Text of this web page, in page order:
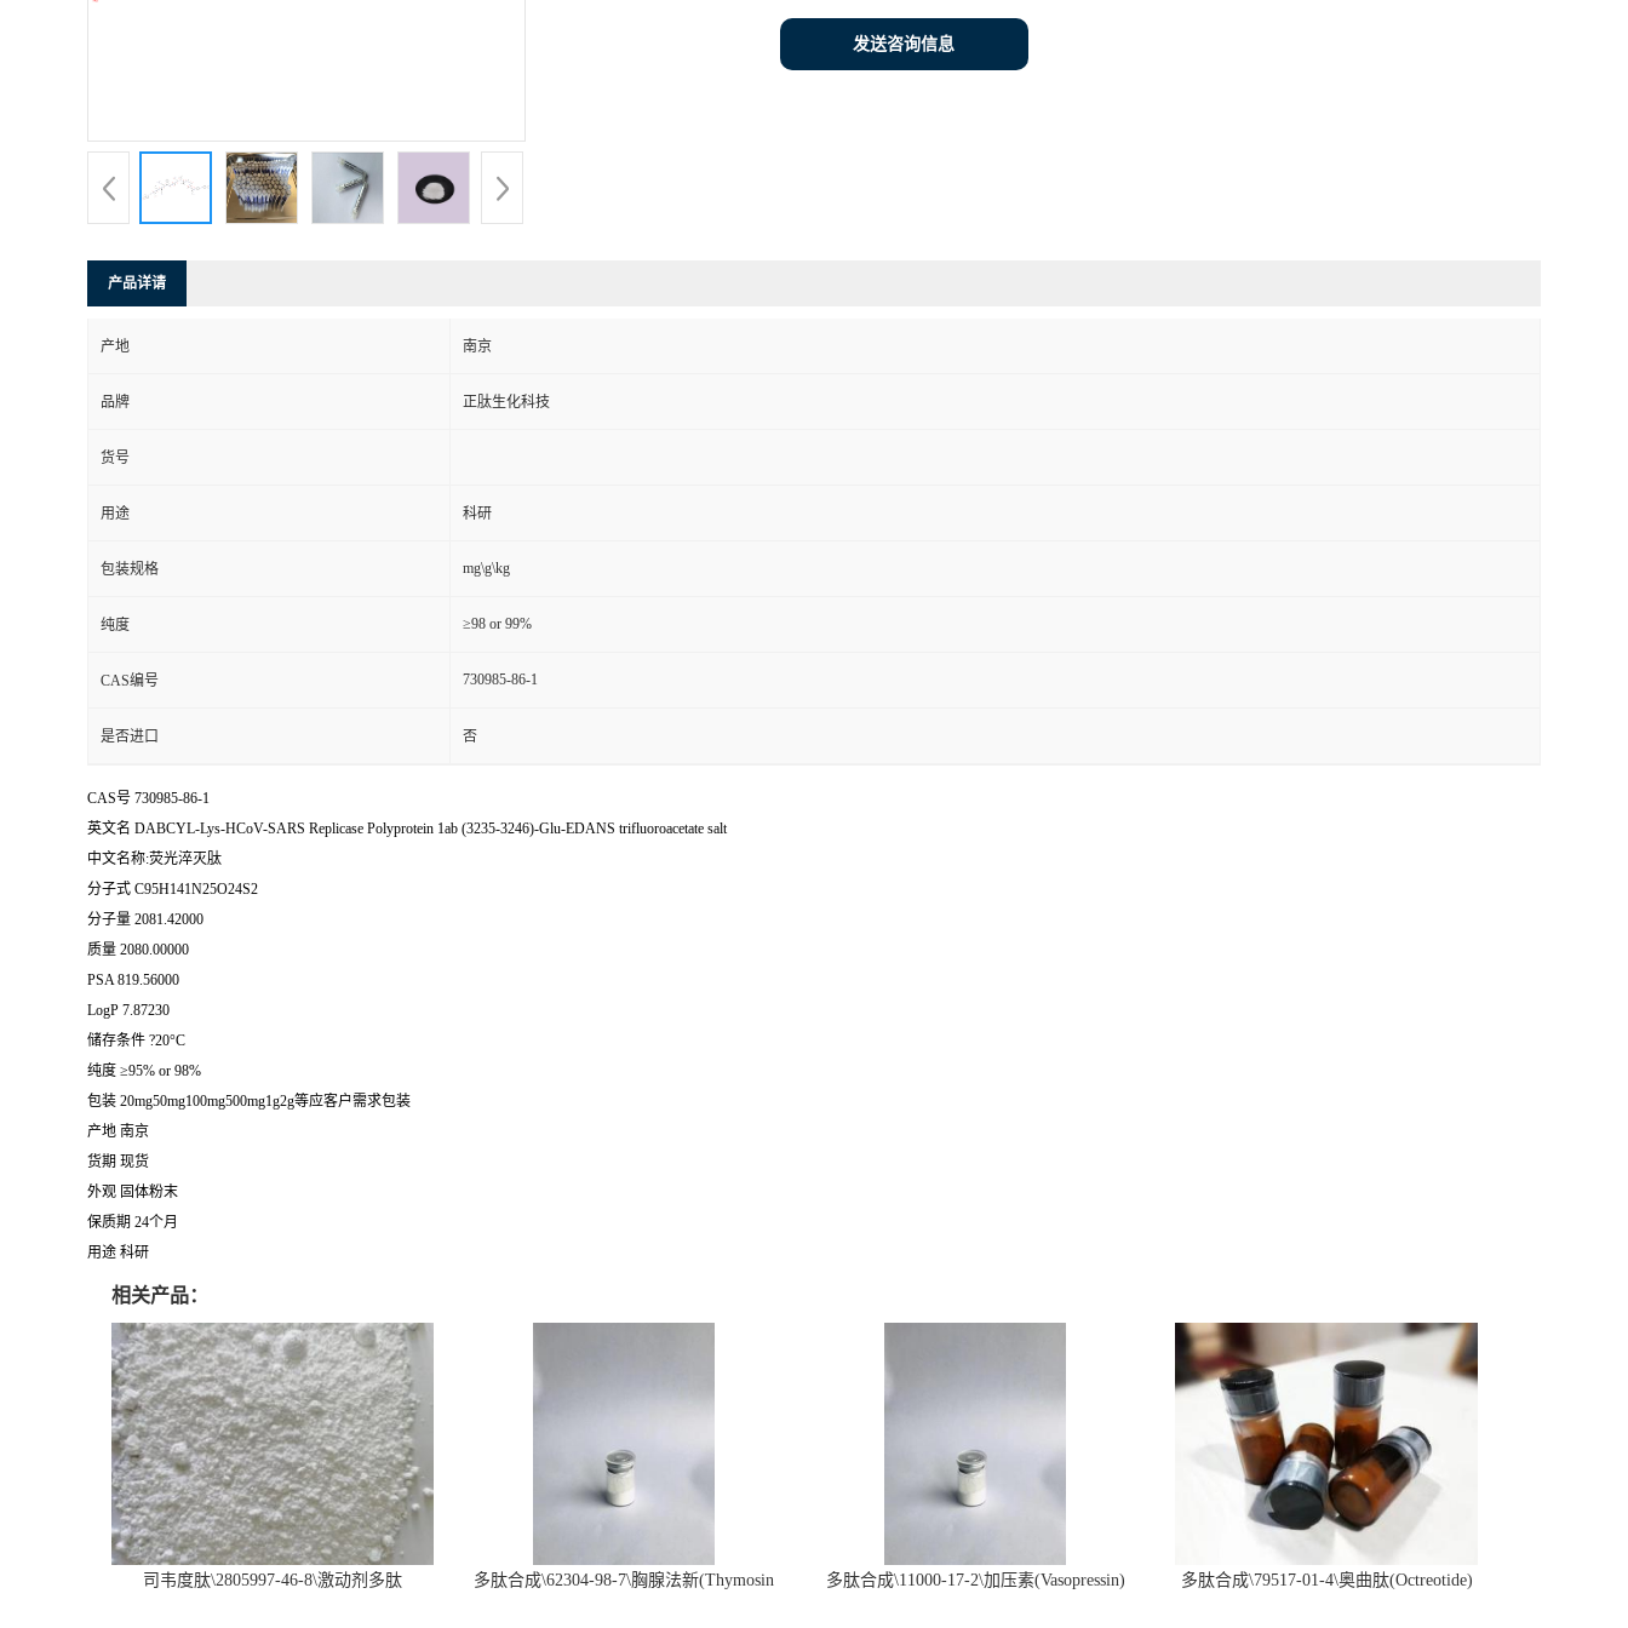
发送咨询信息
产品详请
产地 南京
品牌 正肽生化科技
货号
用途 科研
包装规格 mg\g\kg
纯度 ≥98 or 99%
CAS编号 730985-86-1
是否进口 否
CAS号 730985-86-1
英文名 DABCYL-Lys-HCoV-SARS Replicase Polyprotein 1ab (3235-3246)-Glu-EDANS trifluoroacetate salt
中文名称:荧光淬灭肽
分子式 C95H141N25O24S2
分子量 2081.42000
质量 2080.00000
PSA 819.56000
LogP 7.87230
储存条件 ?20°C
纯度 ≥95% or 98%
包装 20mg50mg100mg500mg1g2g等应客户需求包装
产地 南京
货期 现货
外观 固体粉末
保质期 24个月
用途 科研
相关产品：
司韦度肽\2805997-46-8\激动剂多肽
多肽合成\62304-98-7\胸腺法新(Thymosin
多肽合成\11000-17-2\加压素(Vasopressin) 多肽合成\79517-01-4\奥曲肽(Octreotide)